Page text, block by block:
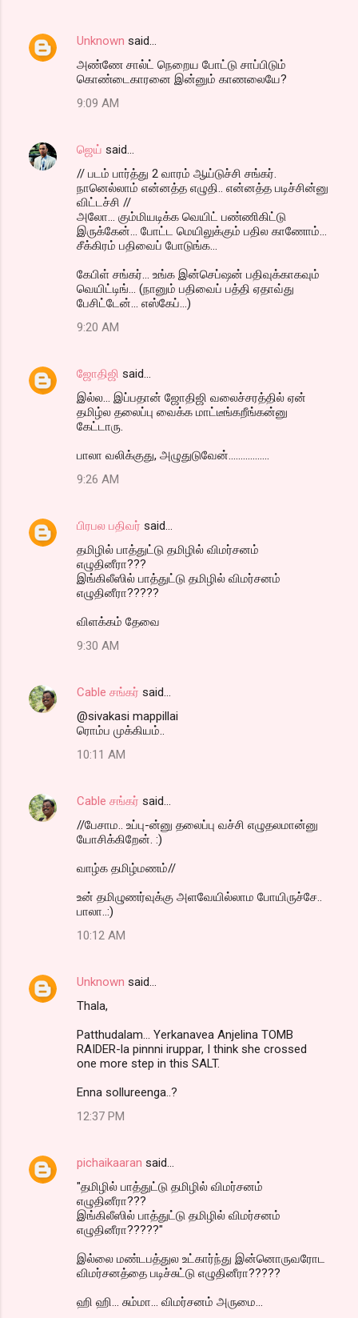
Unknown said…
அண்ணே சால்ட் நெறைய போட்டு சாப்பிடும்
கொண்டைகாரனை இன்னும் காணலையே?
9:09 AM
ஜெய் said…
// படம் பார்த்து 2 வாரம் ஆய்டுச்சி சங்கர்.
நானெல்லாம் என்னத்த எழுதி.. என்னத்த படிச்சின்னு
விட்டச்சி //
அலோ... கும்மியடிக்க வெயிட் பண்ணிகிட்டு
இருக்கேன்... போட்ட மெயிலுக்கும் பதில காணோம்...
சீக்கிரம் பதிவைப் போடுங்க...
கேபிள் சங்கர்... உங்க இன்செப்ஷன் பதிவுக்காகவும்
வெயிட்டிங்... (நானும் பதிவைப் பத்தி ஏதாவ்து
பேசிட்டேன்... எஸ்கேப்...)
9:20 AM
ஜோதிஜி said…
இல்ல... இப்பதான் ஜோதிஜி வலைச்சரத்தில் ஏன்
தமிழ்ல தலைப்பு வைக்க மாட்டீங்கறீங்கன்னு
கேட்டாரு.
பாலா வலிக்குது, அழுதுடுவேன்.................
9:26 AM
பிரபல பதிவர் said…
தமிழில் பாத்துட்டு தமிழில் விமர்சனம்
எழுதினீரா???
இங்கிலீஸில் பாத்துட்டு தமிழில் விமர்சனம்
எழுதினீரா?????
விளக்கம் தேவை
9:30 AM
Cable சங்கர் said…
@sivakasi mappillai
ரொம்ப முக்கியம்..
10:11 AM
Cable சங்கர் said…
//பேசாம.. உப்பு-ன்னு தலைப்பு வச்சி எழுதலமான்னு
யோசிக்கிறேன். :)
வாழ்க தமிழ்மணம்//
உன் தமிழுணர்வுக்கு அளவேயில்லாம போயிருச்சே..
பாலா..:)
10:12 AM
Unknown said…
Thala,
Patthudalam... Yerkanavea Anjelina TOMB
RAIDER-la pinnni iruppar, I think she crossed
one more step in this SALT.
Enna sollureenga..?
12:37 PM
pichaikaaran said…
"தமிழில் பாத்துட்டு தமிழில் விமர்சனம்
எழுதினீரா???
இங்கிலீஸில் பாத்துட்டு தமிழில் விமர்சனம்
எழுதினீரா?????"
இல்லை மண்டபத்துல உட்கார்ந்து இன்னொருவரோட
விமர்சனத்தை படிச்சுட்டு எழுதினீரா?????
ஹி ஹி... சும்மா... விமர்சனம் அருமை...